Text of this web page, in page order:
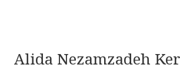
Alida Nezamzadeh